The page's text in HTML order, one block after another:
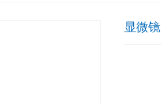
显微